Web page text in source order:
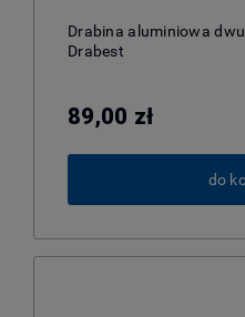
Drabina aluminiowa
Drabest
89,00 zł
do